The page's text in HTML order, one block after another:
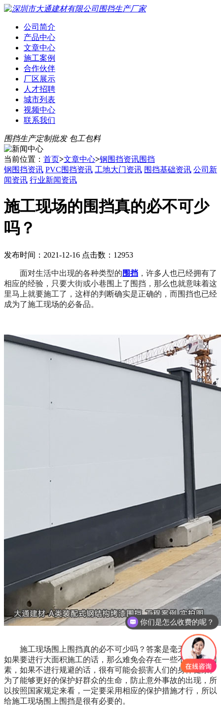
公司简介
产品中心
文章中心
施工案例
合作伙伴
厂区展示
人才招聘
城市列表
视频中心
联系我们
围挡生产定制批发 包工包料
当前位置： 首页>文章中心>钢围挡资讯围挡
钢围挡资讯 PVC围挡资讯 工地大门资讯 围挡基础资讯 公司新
闻资讯 行业新闻资讯
施工现场的围挡真的必不可少
吗？
发布时间：2021-12-16 点击数：12953
面对生活中出现的各种类型的 围挡 ，许多人也已经拥有了
相应的经验，只要大街或小巷围上了围挡，那么也就意味着这
里马上就要施工了，这样的判断确实是正确的，而围挡也已经
成为了施工现场的必备品。
施工现场围上围挡真的必不可少吗？ 答案是毫无疑问的，
如果要进行大面积施工的话，那么难免会存在一些不安定的因
素，如果不进行规避的话，很有可能会损害人们的身体健康。
为了能够更好的保护好群众的生命，防止意外事故的出现，所
以按照国家规定来看，一定要采用相应的保护措施才行，所以
给施工现场围上围挡是很有必要的。
你们是怎么收费的呢？